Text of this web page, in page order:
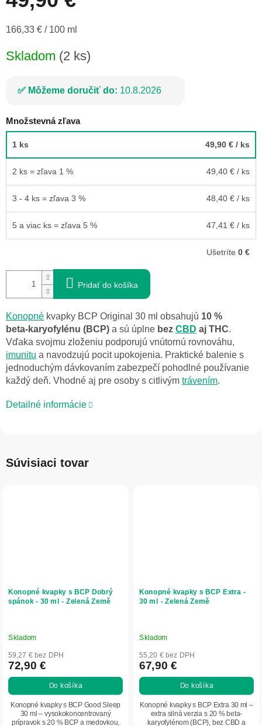
Jednotková
166,33 € / 100 ml
Skladom (2 ks)
Môžeme doručiť do: 10.8.2026
Množstevná zľava
1 ks 49,90 € / ks
2 ks = zľava 1 % 49,40 € / ks
3 - 4 ks = zľava 3 % 48,40 € / ks
5 a viac ks = zľava 5 % 47,41 € / ks
Ušetríte 0 €
Pridať do košíka
Konopné kvapky BCP Original 30 ml obsahujú 10 %
beta‑karyofylénu (BCP) a sú úplne bez CBD aj THC.
Vďaka svojmu zloženiu podporujú vnútornú rovnováhu,
imunitu a navodzujú pocit upokojenia. Praktické balenie s
jednoduchým dávkovaním zabezpečí pohodlné používanie
každý deň. Vhodné aj pre osoby s citlivým trávením.
Detailné informácie
Súvisiaci tovar
Konopné kvapky s BCP Dobrý
spánok - 30 ml - Zelená Země
Skladom
59,27 € bez DPH
72,90 €
Do košíka
Konopné kvapky s BCP Good Sleep
30 ml – vysokokoncentrovaný
prípravok s 20 % BCP a medovkou,
Konopné kvapky s BCP Extra -
30 ml - Zelená Země
Skladom
55,20 € bez DPH
67,90 €
Do košíka
Konopné kvapky s BCP Extra 30 ml –
extra silná verzia s 20 % beta-
karyofylénom (BCP), bez CBD a